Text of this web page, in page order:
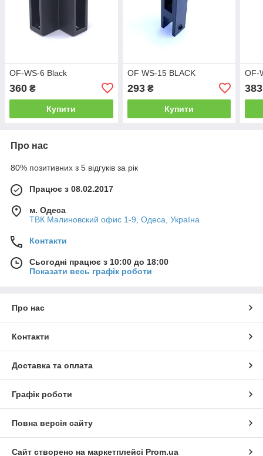
OF-WS-6 Black
360 ₴
Купити
OF WS-15 BLACK
293₴
Купити
OF-
383
Про нас
80% позитивних з 5 відгуків за рік
Працює з 08.02.2017
м. Одеса
ТВК Малиновский офис 1-9, Одеса, Україна
Контакти
Сьогодні працює з 10:00 до 18:00
Показати весь графік роботи
Про нас
Контакти
Доставка та оплата
Графік роботи
Повна версія сайту
Сайт створено на маркетплейсі Prom.ua